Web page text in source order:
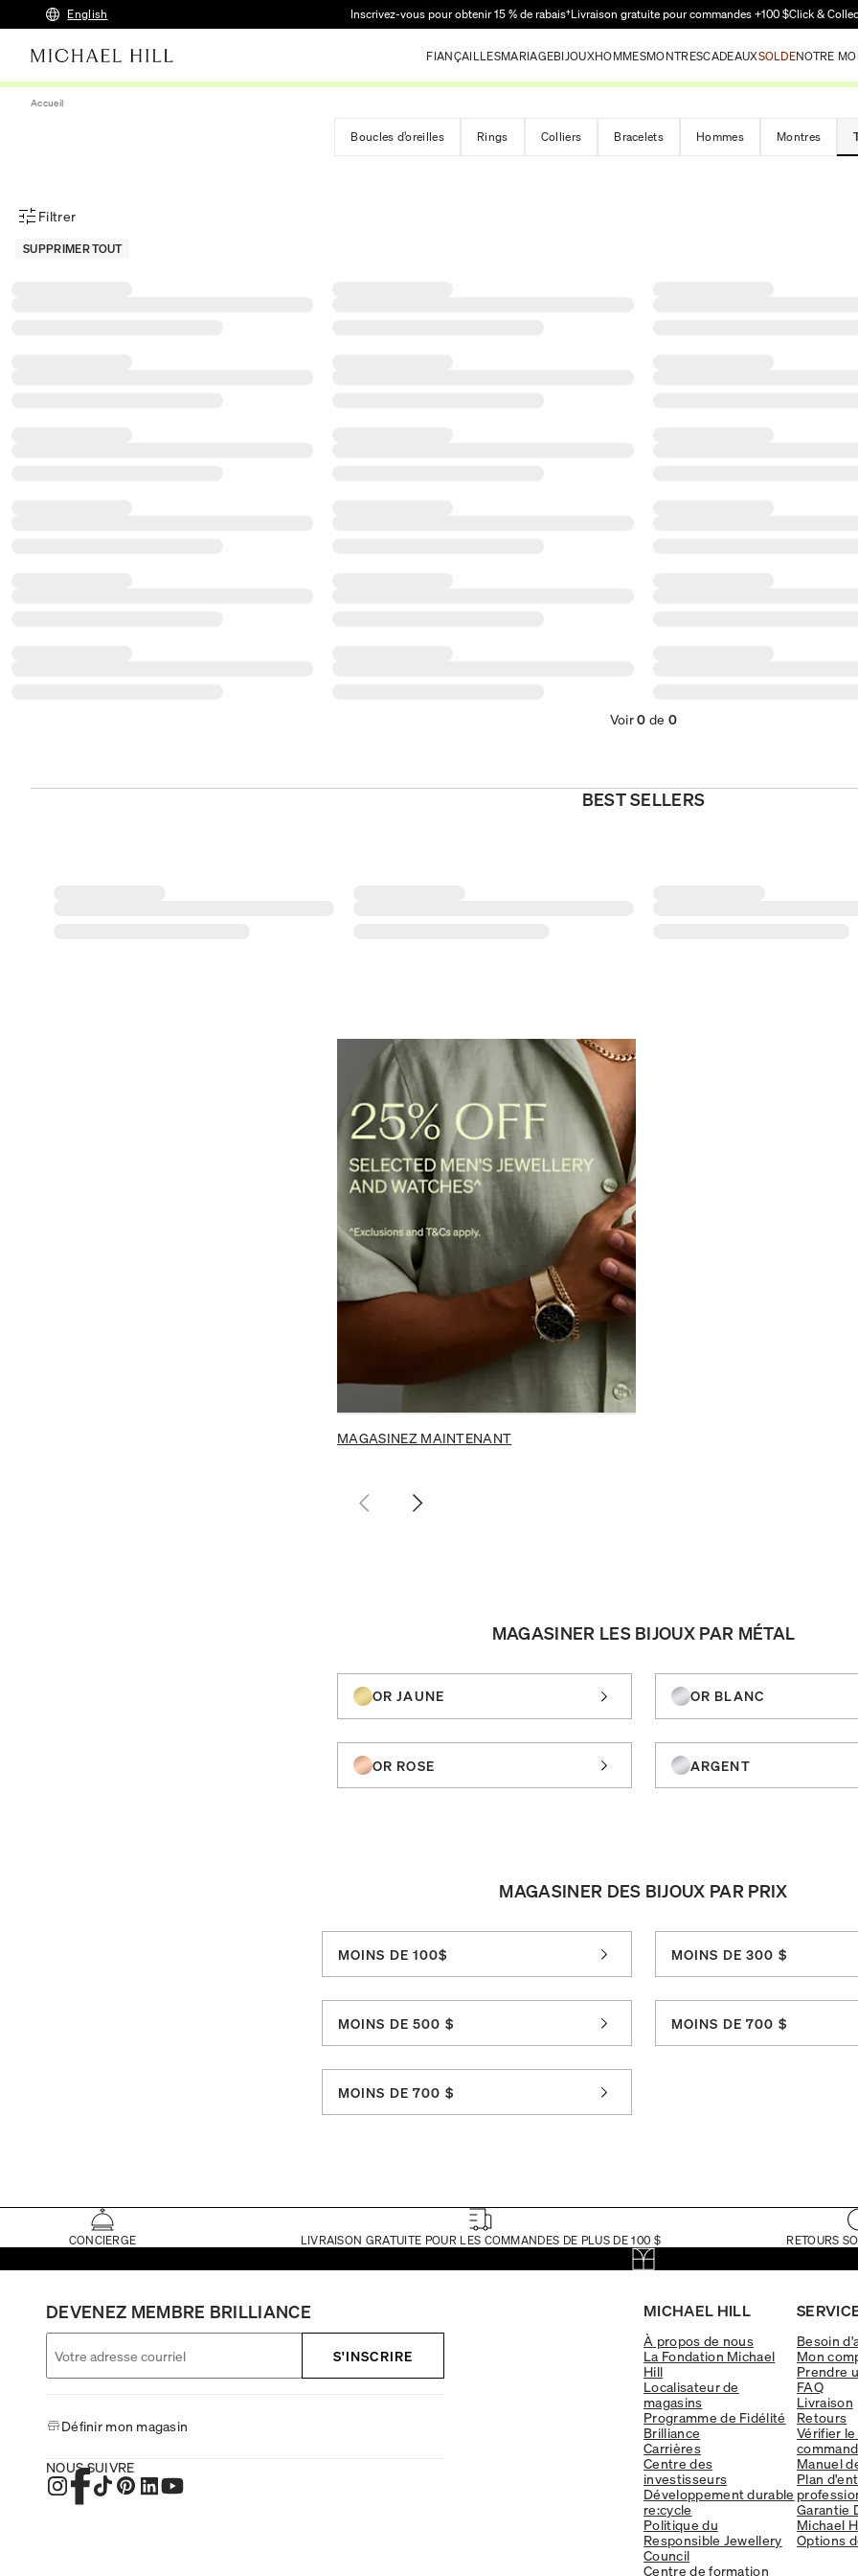
Passer au contenu principal
English Inscrivez-vous pour obtenir 15 % de rabais†Livraison gratuite pour commandes +100 $Click &
FIANÇAILLESMARIAGEBIJOUXHOMMESMONTRESCADEAUXSOLDENOTRE
Accueil
Boucles d’oreilles Rings Colliers Bracelets Hommes Montres
Menu des filtres d'articles
Filtrer
SUPPRIMER TOUT
Voir0 de 0
BEST SELLERS
MAGASINEZ MAINTENANT
MAGASINER LES BIJOUX PAR MÉTAL
OR JAUNE OR BLANC
OR ROSE ARGENT
MAGASINER DES BIJOUX PAR PRIX
MOINS DE 100$ MOINS DE 300 $
MOINS DE 500 $ MOINS DE 700 $
MOINS DE 700 $
CONCIERGE LIVRAISON GRATUITE POUR LES COMMANDES DE PLUS DE 100 $ RETOURS
MICHAEL HILL
À propos de nous
La Fondation Michael
Hill
Localisateur de
magasins
Programme de Fidélité
Brilliance
Carrières
Centre des
investisseurs
Développement durable
re:cycle
Politique du
Responsible Jewellery
Council
Centre de formation
Besoin
Mon
Prendre
FAQ
Livraison
Retours
Vérifier
Manuel
Plan
Garantie
Michael
Options
DEVENEZ MEMBRE BRILLIANCE
S'INSCRIRE
Définir mon magasin
NOUS SUIVRE